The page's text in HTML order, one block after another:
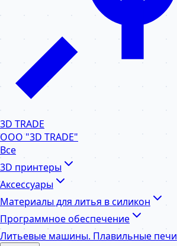
3D TRADE
ООО "3D TRADE"
Все
3D принтеры
Аксессуары
Материалы для литья в силикон
Программное обеспечение
Литьевые машины. Плавильные печи